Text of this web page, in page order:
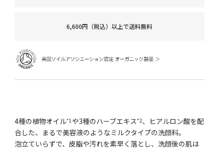
6,600円（税込）以上で送料無料
4種の植物オイル*1 や3種のハーブエキス*2、ヒアルロン酸を配
合した、まるで美容液のようなミルクタイプの洗顔料。
泡立ていらずで、皮脂や汚れを素早く落とし、洗顔後の肌は